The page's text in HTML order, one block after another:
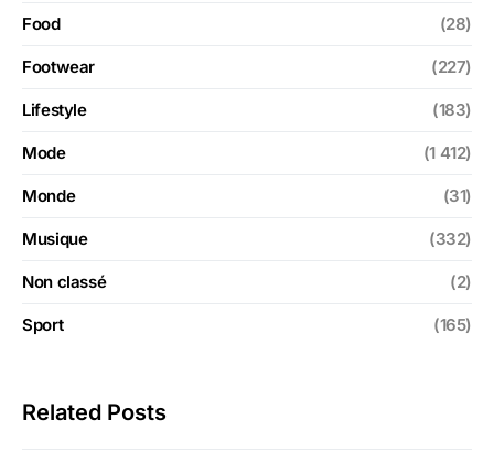
Food (28)
Footwear (227)
Lifestyle (183)
Mode (1 412)
Monde (31)
Musique (332)
Non classé (2)
Sport (165)
Related Posts